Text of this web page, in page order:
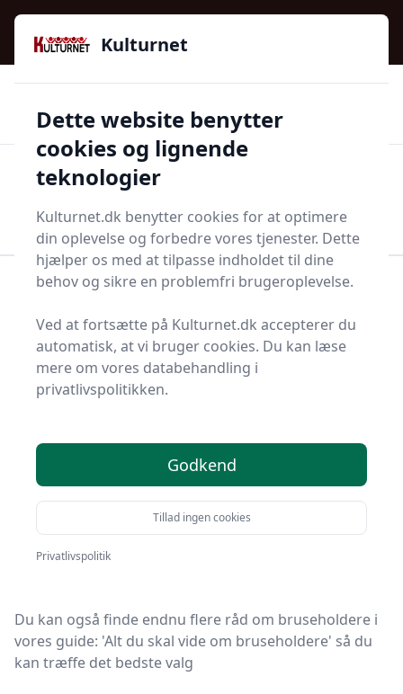
Kulturnet - Alt Det Gode I Livet | Din Kulturguide Siden
2016
97 kategorier 👍Kun godkendte butikker
Start søgning
Bolig og indretning
Badeværelse og Sauna
Top 10 bedste
bruseholdere
Velkommen til Kulturnet – her finder du de bedste
bruseholdere på markedet. Vi har nøje udvalgt 10
produkter, så du er sikret kvalitet.
På vores liste finder du både de de bedste tilbud på
bruseholder i 2025, produkter med gratis levering og
Du kan også finde endnu flere råd om bruseholdere i
vores guide: 'Alt du skal vide om bruseholdere' så du
kan træffe det bedste valg
Kulturnet
Dette website benytter
cookies og lignende
teknologier
Kulturnet.dk benytter cookies for at optimere
din oplevelse og forbedre vores tjenester. Dette
hjælper os med at tilpasse indholdet til dine
behov og sikre en problemfri brugeroplevelse.
Ved at fortsætte på Kulturnet.dk accepterer du
automatisk, at vi bruger cookies. Du kan læse
mere om vores databehandling i
privatlivspolitikken.
Godkend
Tillad ingen cookies
Privatlivspolitik